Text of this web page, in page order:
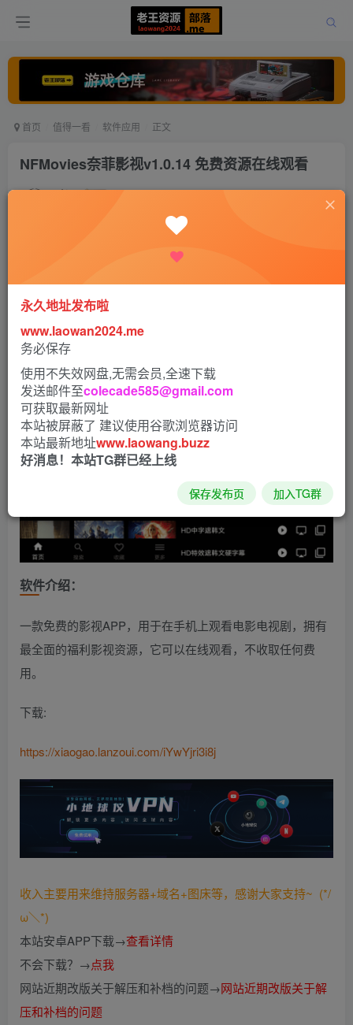
首页 值得一看 软件应用 正文
NFMovies奈菲影视v1.0.14 免费资源在线观看
老王 打赏
软件介绍：
一款免费的影视APP，用于在手机上观看电影电视剧，拥有
最全面的福利影视资源，它可以在线观看，不收取任何费
用。
下载:
https://xiaogao.lanzoui.com/iYwYjri3i8j
收入主要用来维持服务器+域名+图床等，感谢大家支持~ (*/
ω＼*)
本站安卓APP下载→查看详情
不会下载？→点我
网站近期改版关于解压和补档的问题→网站近期改版关于解
压和补档的问题
永久地址发布啦
www.laowan2024.me
务必保存
使用不失效网盘,无需会员,全速下载
发送邮件至colecade585@gmail.com
可获取最新网址
本站被屏蔽了 建议使用谷歌浏览器访问
本站最新地址www.laowang.buzz
好消息！本站TG群已经上线
保存发布页 加入TG群